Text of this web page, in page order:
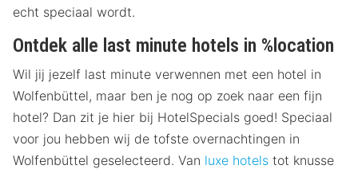
echt speciaal wordt.
Ontdek alle last minute hotels in %location
Wil jij jezelf last minute verwennen met een hotel in
Wolfenbüttel, maar ben je nog op zoek naar een fijn
hotel? Dan zit je hier bij HotelSpecials goed! Speciaal
voor jou hebben wij de tofste overnachtingen in
Wolfenbüttel geselecteerd. Van luxe hotels tot knusse